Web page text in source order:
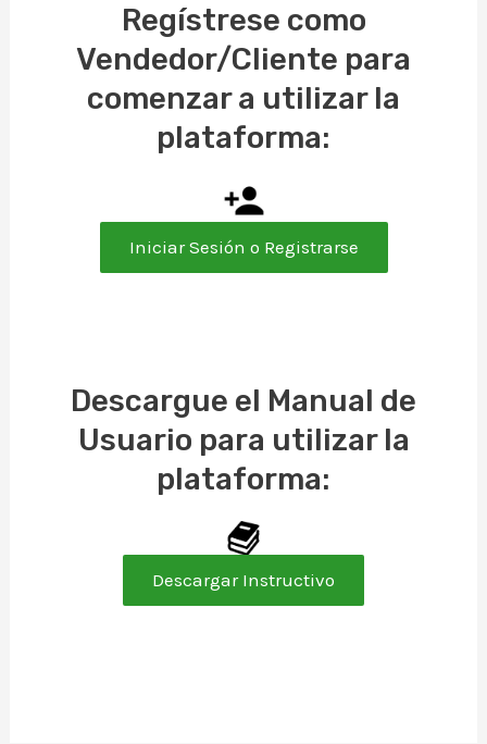
Regístrese como
Vendedor/Cliente para
comenzar a utilizar la
plataforma:
Iniciar Sesión o Registrarse
Descargue el Manual de
Usuario para utilizar la
plataforma:
Descargar Instructivo